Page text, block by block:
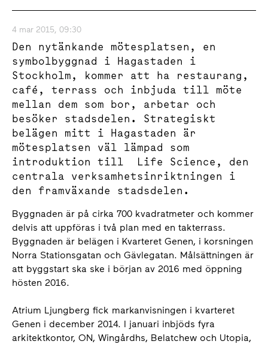
4 mar 2015, 09:30
Den nytänkande mötesplatsen, en
symbolbyggnad i Hagastaden i
Stockholm, kommer att ha restaurang,
café, terrass och inbjuda till möte
mellan dem som bor, arbetar och
besöker stadsdelen. Strategiskt
belägen mitt i Hagastaden är
mötesplatsen väl lämpad som
introduktion till Life Science, den
centrala verksamhetsinriktningen i
den framväxande stadsdelen.
Byggnaden är på cirka 700 kvadratmeter och kommer
delvis att uppföras i två plan med en takterrass.
Byggnaden är belägen i Kvarteret Genen, i korsningen
Norra Stationsgatan och Gävlegatan. Målsättningen är
att byggstart ska ske i början av 2016 med öppning
hösten 2016.
Atrium Ljungberg fick markanvisningen i kvarteret
Genen i december 2014. I januari inbjöds fyra
arkitektkontor, ON, Wingårdhs, Belatchew och Utopia,